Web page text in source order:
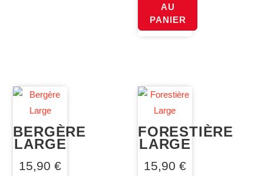
AU
PANIER
BERGÈRE
LARGE
15,90€
FORESTIÈRE
LARGE
15,90 €